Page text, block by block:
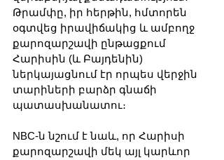
Թրամփը, իր հերթին, հմտորեն
օգտվեց իրավիճակից և ամբողջ
քարոզարշավի ընթացքում
Հարիսին (և Բայդենին)
ներկայացնում էր որպես վերջին
տարիների բարձր գնաճի
պատասխանատու։
NBC-ն նշում է նաև, որ Հարիսի
քարոզարշավի մեկ այլ կարևոր